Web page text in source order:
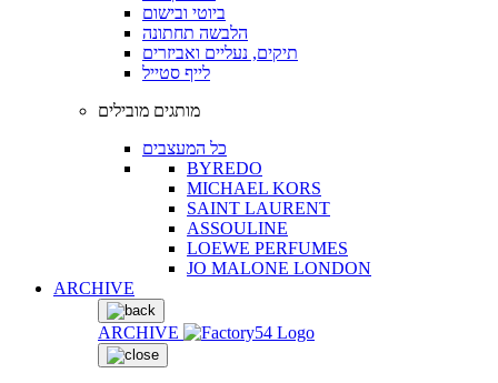
ביוטי ובישום
הלבשה תחתונה
תיקים, נעליים ואביזרים
לייף סטייל
מותגים מובילים
כל המעצבים
BYREDO
MICHAEL KORS
SAINT LAURENT
ASSOULINE
LOEWE PERFUMES
JO MALONE LONDON
ARCHIVE
ARCHIVE